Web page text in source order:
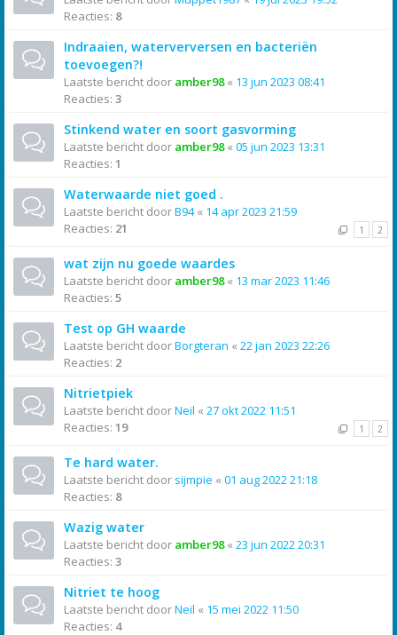
Reacties: 8
Indraaien, waterverversen en bacteriën
toevoegen?!
Laatste bericht door amber98« 13 jun 2023 08:41
Reacties: 3
Stinkend water en soort gasvorming
Laatste bericht door amber98« 05 jun 2023 13:31
Reacties: 1
Waterwaarde niet goed .
Laatste bericht doorB94« 14 apr 2023 21:59
Reacties: 21 1 2
wat zijn nu goede waardes
Laatste bericht door amber98« 13 mar 2023 11:46
Reacties: 5
Test op GH waarde
Laatste bericht doorBorgteran « 22 jan 2023 22:26
Reacties: 2
Nitrietpiek
Laatste bericht doorNeil « 27 okt 2022 11:51
Reacties: 19 1 2
Te hard water.
Laatste bericht door sijmpie « 01 aug 2022 21:18
Reacties: 8
Wazig water
Laatste bericht door amber98« 23 jun 2022 20:31
Reacties: 3
Nitriet te hoog
Laatste bericht doorNeil « 15 mei 2022 11:50
Reacties: 4